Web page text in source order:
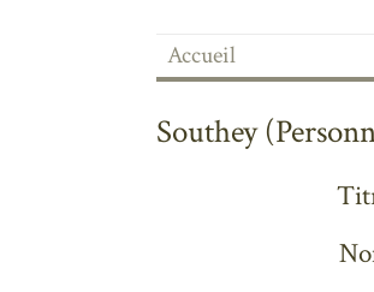
Accueil
Southey